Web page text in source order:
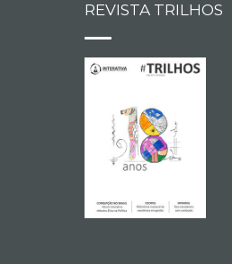
REVISTA TRILHOS